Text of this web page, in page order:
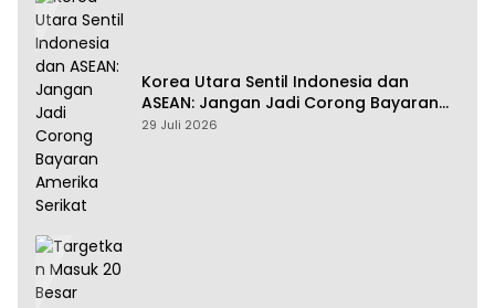
Korea Utara Sentil Indonesia dan
ASEAN: Jangan Jadi Corong Bayaran
Amerika Serikat
29 Juli 2026